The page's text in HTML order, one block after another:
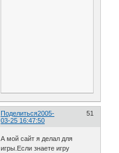
Поделиться 51
2005-
03-25 16:47:50
А мой сайт я делал для
игры.Если знаете игру